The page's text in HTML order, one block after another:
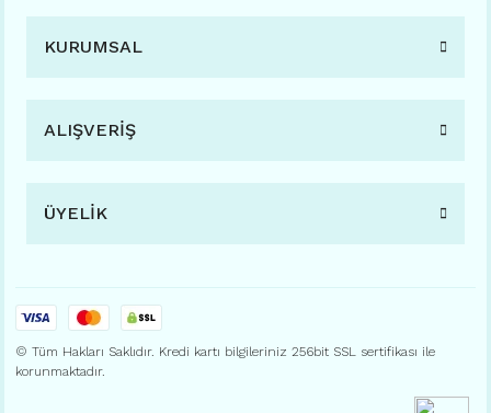
KURUMSAL
ALIŞVERİŞ
ÜYELİK
© Tüm Hakları Saklıdır. Kredi kartı bilgileriniz 256bit SSL sertifikası ile
korunmaktadır.